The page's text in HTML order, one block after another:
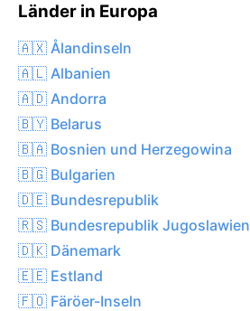
Länder in Europa
🇦🇽 Ålandinseln
🇦🇱 Albanien
🇦🇩 Andorra
🇧🇾 Belarus
🇧🇦 Bosnien und Herzegowina
🇧🇬 Bulgarien
🇩🇪 Bundesrepublik
🇷🇸 Bundesrepublik Jugoslawien
🇩🇰 Dänemark
🇪🇪 Estland
🇫🇴 Färöer-Inseln